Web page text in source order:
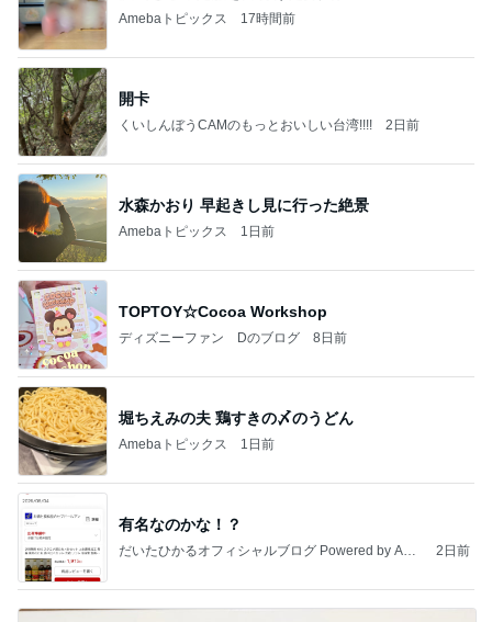
Amebaトピックス 17時間前
開卡
くいしんぼうCAMのもっとおいしい台湾!!!! 2日前
水森かおり 早起きし見に行った絶景
Amebaトピックス 1日前
TOPTOY☆Cocoa Workshop
ディズニーファン Dのブログ 8日前
堀ちえみの夫 鶏すきの〆のうどん
Amebaトピックス 1日前
有名なのかな！？
だいたひかるオフィシャルブログ Powered by Ame
2日前